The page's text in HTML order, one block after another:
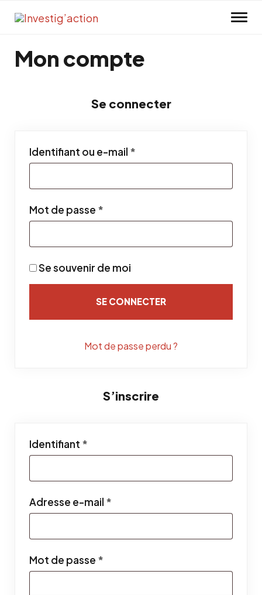
Mon compte
Se connecter
Identifiant ou e-mail *
Mot de passe *
Se souvenir de moi
SE CONNECTER
Mot de passe perdu ?
S’inscrire
Identifiant *
Adresse e-mail *
Mot de passe *